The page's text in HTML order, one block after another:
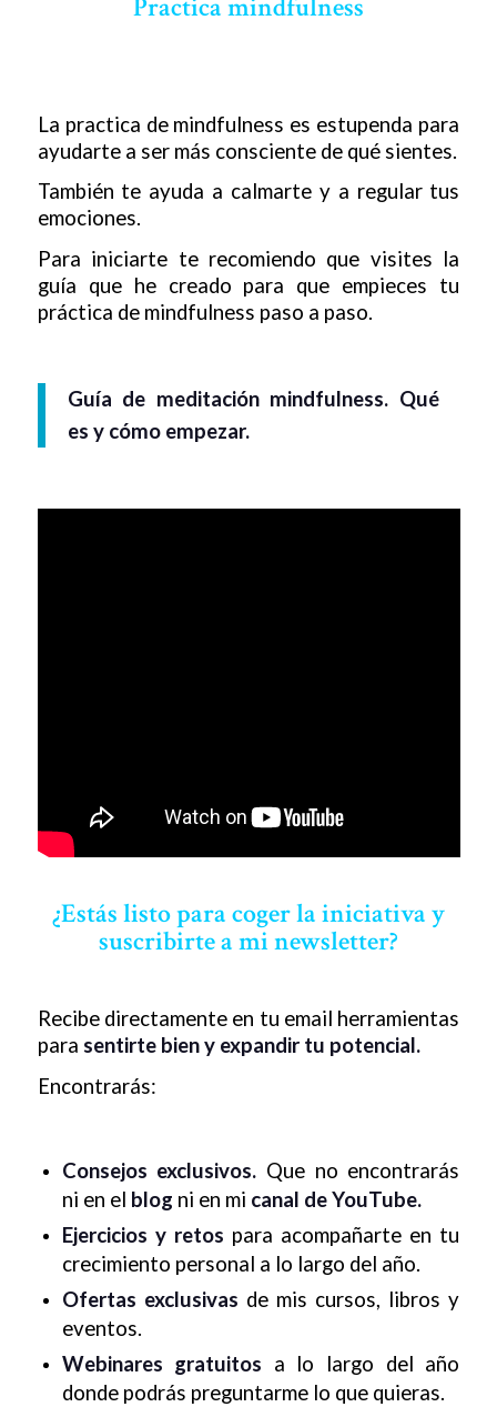
Practica mindfulness
La practica de mindfulness es estupenda para
ayudarte a ser más consciente de qué sientes.
También te ayuda a calmarte y a regular tus
emociones.
Para iniciarte te recomiendo que visites la
guía que he creado para que empieces tu
práctica de mindfulness paso a paso.
Guía de meditación mindfulness. Qué
es y cómo empezar.
¿Estás listo para coger la iniciativa y
suscribirte a mi newsletter?
Recibe directamente en tu email herramientas
para sentirte bien y expandir tu potencial.
Encontrarás:
Consejos exclusivos. Que no encontrarás
ni en el blog ni en mi canal de YouTube.
Ejercicios y retos para acompañarte en tu
crecimiento personal a lo largo del año.
Ofertas exclusivas de mis cursos, libros y
eventos.
Webinares gratuitos a lo largo del año
donde podrás preguntarme lo que quieras.